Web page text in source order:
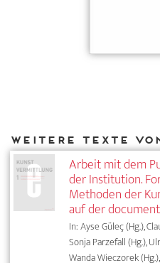
Arbeit mit dem
der Institution.
Methoden der
auf der
In: Ayse Güleç (Hg.),
Sonja Parzefall (Hg.),
Wanda Wieczorek (Hg.),